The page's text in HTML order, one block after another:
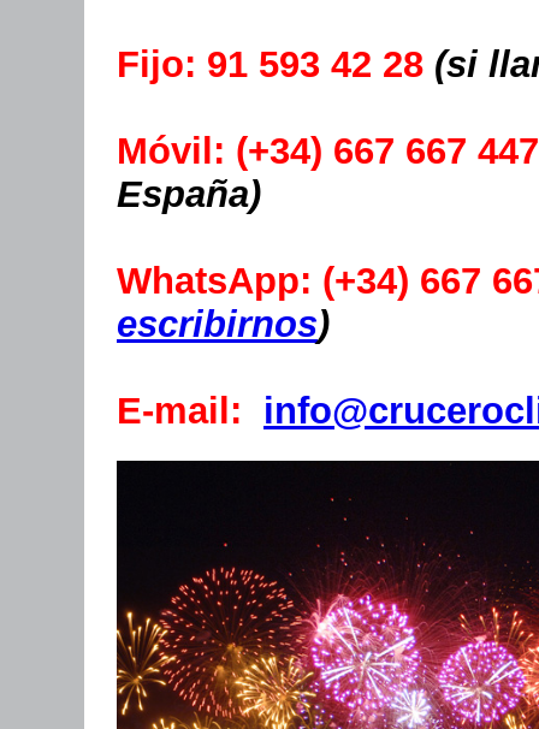
Fijo: 91 593 42 28 (si
Móvil: (+34) 667 667
España)
WhatsApp: (+34) 667
escribirnos)
E-mail: